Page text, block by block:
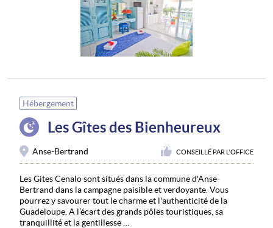
Hébergement
Les Gîtes des Bienheureux
Anse-Bertrand CONSEILLÉ PAR L'OFFICE
Les Gites Cenalo sont situés dans la commune d'Anse-
Bertrand dans la campagne paisible et verdoyante. Vous
pourrez y savourer tout le charme et l'authenticité de la
Guadeloupe. A l’écart des grands pôles touristiques, sa
tranquillité et la gentillesse …